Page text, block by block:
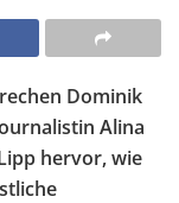
Dominik
Alina
hervor, wie